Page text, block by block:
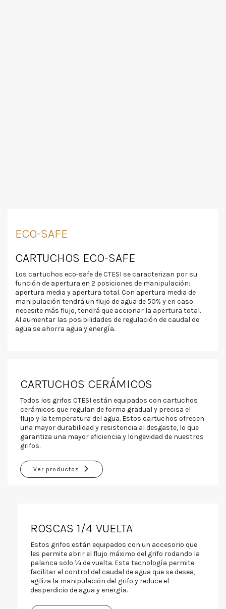
ECO-SAFE
CARTUCHOS ECO-SAFE
Los cartuchos eco-safe de CTESI se caracterizan por su
función de apertura en 2 posiciones de manipulación:
apertura media y apertura total. Con apertura media de
manipulación tendrá un flujo de agua de 50% y en caso
necesite más flujo, tendrá que accionar la apertura total.
Al aumentar las posibilidades de regulación de caudal de
agua se ahorra agua y energía.
CARTUCHOS CERÁMICOS
Todos los grifos CTESI están equipados con cartuchos
cerámicos que regulan de forma gradual y precisa el
flujo y la temperatura del agua. Estos cartuchos ofrecen
una mayor durabilidad y resistencia al desgaste, lo que
garantiza una mayor eficiencia y longevidad de nuestros
grifos.
Ver productos
ROSCAS 1/4 VUELTA
Estos grifos están equipados con un accesorio que
les permite abrir el flujo máximo del grifo rodando la
palanca solo ¼ de vuelta. Esta tecnología permite
facilitar el control del caudal de agua que se desea,
agiliza la manipulación del grifo y reduce el
desperdicio de agua y energía.